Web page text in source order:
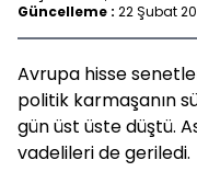
Güncelleme : 22 Şubat
Avrupa hisse
politik karmaşanın
gün üst üste düştü.
vadelileri de geriledi.